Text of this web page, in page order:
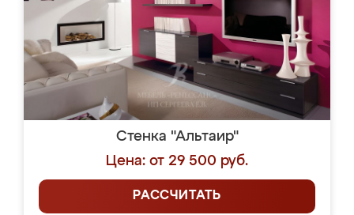
Стенка "Альтаир"
Цена: от 29 500 руб.
РАССЧИТАТЬ